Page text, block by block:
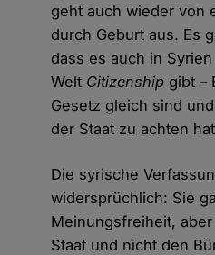
geht auch wieder von
durch Geburt aus. Es
dass es auch in
Welt Citizenship gibt –
Gesetz gleich sind
der Staat zu achten
Die syrische
widersprüchlich: Sie
Meinungsfreiheit,
Staat und nicht den